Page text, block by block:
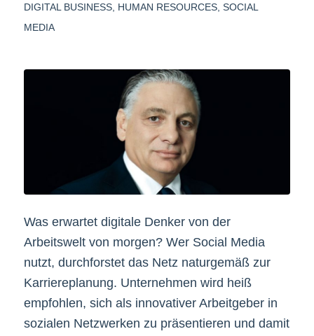
DIGITAL BUSINESS, HUMAN RESOURCES, SOCIAL
MEDIA
Was erwartet digitale Denker von der
Arbeitswelt von morgen? Wer Social Media
nutzt, durchforstet das Netz naturgemäß zur
Karriereplanung. Unternehmen wird heiß
empfohlen, sich als innovativer Arbeitgeber in
sozialen Netzwerken zu präsentieren und damit